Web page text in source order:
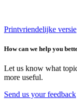
Printvriendelijke versie
How can we help you
Let us know what
more useful.
Send us your feedback